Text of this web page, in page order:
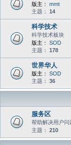
版主：
mmt
主题： 14
科学技术
科学技术板块
版主：
SOD
主题： 178
世界华人
版主：
SOD
主题： 36
服务区
帮助解决用户问
主题： 210